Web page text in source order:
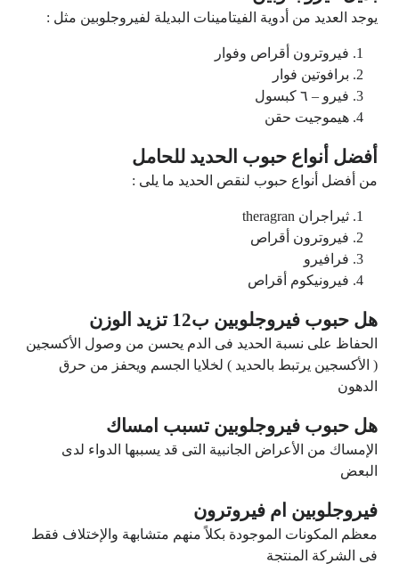
يوجد العديد من أدوية الفيتامينات البديلة لفيروجلوبين مثل :
فيروترون أقراص وفوار
برافوتين فوار
فيرو – ٦ كبسول
هيموجيت حقن
أفضل أنواع حبوب الحديد للحامل
من أفضل أنواع حبوب لنقص الحديد ما يلى :
ثيراجران theragran
فيروترون أقراص
فرافيرو
فيرونيكوم أقراص
هل حبوب فيروجلوبين ب12 تزيد الوزن
الحفاظ على نسبة الحديد فى الدم يحسن من وصول الأكسجين
( الأكسجين يرتبط بالحديد ) لخلايا الجسم ويحفز من حرق
الدهون
هل حبوب فيروجلوبين تسبب امساك
الإمساك من الأعراض الجانبية التى قد يسببها الدواء لدى
البعض
فيروجلوبين ام فيروترون
معظم المكونات الموجودة بكلاً منهم متشابهة والإختلاف فقط
فى الشركة المنتجة